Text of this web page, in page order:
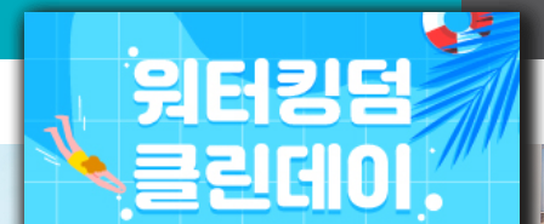
워터킹덤 VR